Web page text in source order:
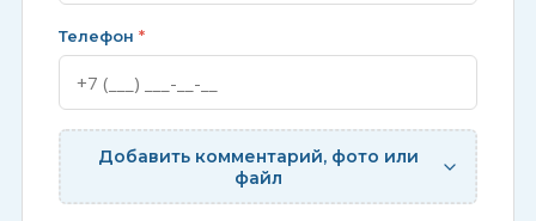
Телефон *
Добавить комментарий, фото или
файл